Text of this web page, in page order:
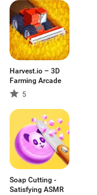
Harvest.io – 3D
Farming Arcade
5
Soap Cutting -
Satisfying ASMR